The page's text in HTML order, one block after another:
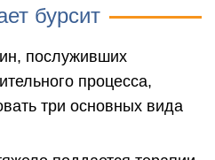
бурсит
послуживших
процесса,
три основных вида